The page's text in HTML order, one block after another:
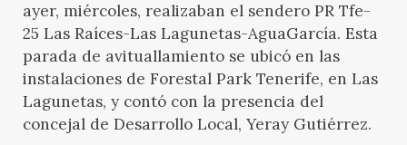
ayer, miércoles, realizaban el sendero PR Tfe-
25 Las Raíces-Las Lagunetas-AguaGarcía. Esta
parada de avituallamiento se ubicó en las
instalaciones de Forestal Park Tenerife, en Las
Lagunetas, y contó con la presencia del
concejal de Desarrollo Local, Yeray Gutiérrez.